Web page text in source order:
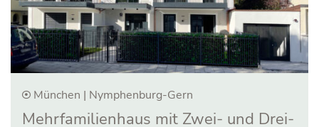
München | Nymphenburg-Gern
Mehrfamilienhaus mit Zwei- und Drei-